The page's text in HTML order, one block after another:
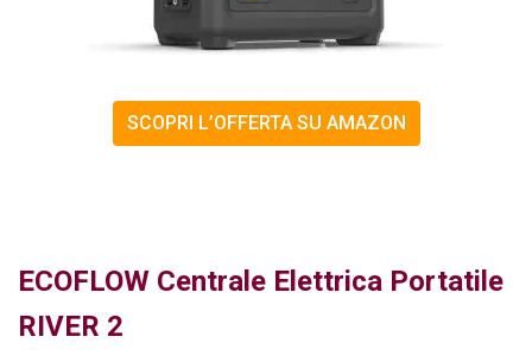
SCOPRI L’OFFERTA SU AMAZON
ECOFLOW Centrale Elettrica Portatile
RIVER 2